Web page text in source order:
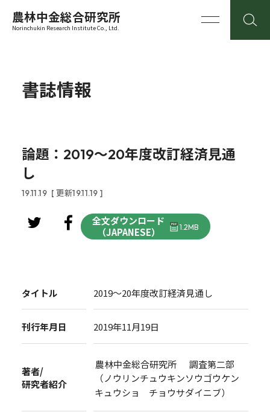
農林中金総合研究所
Norinchukin Research Institute Co., Ltd.
書誌情報
論題：2019～20年度改訂経済見通
し
19.11.19 [ 更新19.11.19 ]
全文ダウンロード
（JAPANESE）
1.2MB
タイトル 2019～20年度改訂経済見通し
刊行年月日 2019年11月19日
著者/
研究者紹介
農林中金総合研究所 調査第二部
（ノウリンチュウキンソウゴウケン
キュウショ チョウサダイニブ）